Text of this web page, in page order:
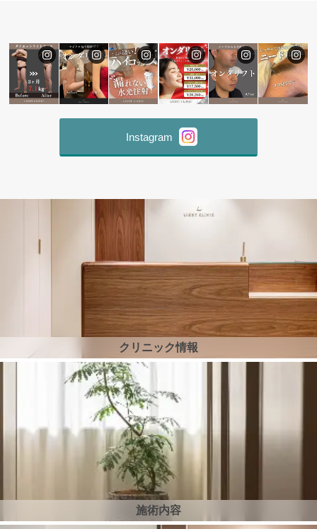
Instagram
クリニック情報
施術内容